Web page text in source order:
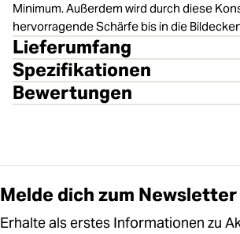
Minimum. Außerdem wird durch diese
hervorragende Schärfe bis in die
Lieferumfang
Spezifikationen
Bewertungen
Melde dich zum Newsletter
Erhalte als erstes Informationen zu